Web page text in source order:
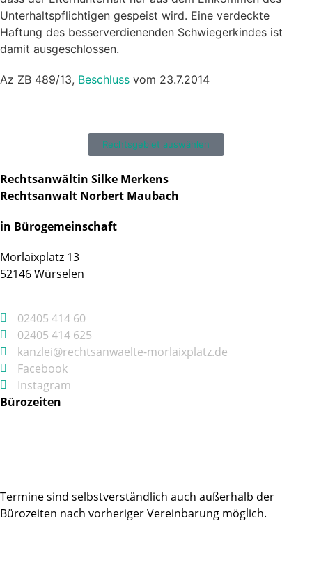
Unterhaltspflichtigen gespeist wird. Eine verdeckte
Haftung des besserverdienenden Schwiegerkindes ist
damit ausgeschlossen.
Az ZB 489/13, Beschluss vom 23.7.2014
Rechtsgebiet auswählen
Rechtsanwältin Silke Merkens
Rechtsanwalt Norbert Maubach
in Bürogemeinschaft
Morlaixplatz 13
52146 Würselen
02405 414 60
02405 414 625
kanzlei@rechtsanwaelte-morlaixplatz.de
Facebook
Instagram
Bürozeiten
Termine sind selbstverständlich auch außerhalb der
Bürozeiten nach vorheriger Vereinbarung möglich.